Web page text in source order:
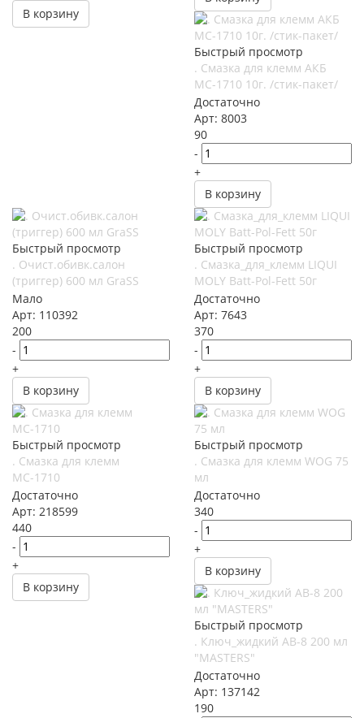
В корзину
Быстрый просмотр
. Смазка для клемм АКБ
МС-1710 10г. /стик-пакет/
Достаточно
Арт: 8003
90
-
+
В корзину
Быстрый просмотр
. Очист.обивк.салон
(триггер) 600 мл GraSS
Мало
Арт: 110392
200
-
+
В корзину
Быстрый просмотр
. Смазка_для_клемм LIQUI
MOLY Batt-Pol-Fett 50г
Достаточно
Арт: 7643
370
-
+
В корзину
Быстрый просмотр
. Смазка для клемм
МС-1710
Достаточно
Арт: 218599
440
-
+
В корзину
Быстрый просмотр
. Смазка для клемм WOG 75
мл
Достаточно
340
-
+
В корзину
Быстрый просмотр
. Ключ_жидкий AB-8 200 мл
"MASTERS"
Достаточно
Арт: 137142
190